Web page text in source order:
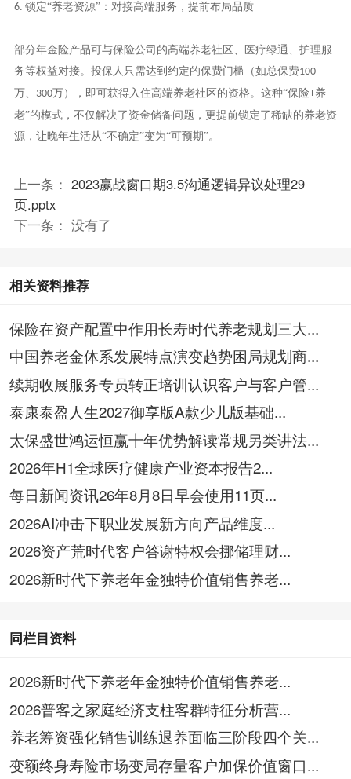
6. 锁定“养老资源”：对接高端服务，提前布局品质
部分年金险产品可与保险公司的高端养老社区、医疗绿通、护理服
务等权益对接。投保人只需达到约定的保费门槛（如总保费100
万、 300万），即可获得入住高端养老社区的资格。这种“保险+养
老”的模式，不仅解决了资金储备问题，更提前锁定了稀缺的养老资
源，让晚年生活从“不确定”变为“可预期”。
上一条： 2023赢战窗口期3.5沟通逻辑异议处理29
页.pptx
下一条： 没有了
相关资料推荐
保险在资产配置中作用长寿时代养老规划三大...
中国养老金体系发展特点演变趋势困局规划商...
续期收展服务专员转正培训认识客户与客户管...
泰康泰盈人生2027御享版A款少儿版基础...
太保盛世鸿运恒赢十年优势解读常规另类讲法...
2026年H1全球医疗健康产业资本报告2...
每日新闻资讯26年8月8日早会使用11页...
2026AI冲击下职业发展新方向产品维度...
2026资产荒时代客户答谢特权会挪储理财...
2026新时代下养老年金独特价值销售养老...
同栏目资料
2026新时代下养老年金独特价值销售养老...
2026普客之家庭经济支柱客群特征分析营...
养老筹资强化销售训练退养面临三阶段四个关...
变额终身寿险市场变局存量客户加保价值窗口...